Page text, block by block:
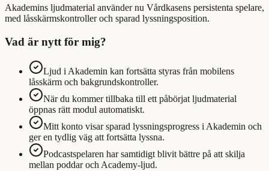
Akademins ljudmaterial använder nu Vårdkasens persistenta spelare,
med låsskärmskontroller och sparad lyssningsposition.
Vad är nytt för mig?
Ljud i Akademin kan fortsätta styras från mobilens
låsskärm och bakgrundskontroller.
När du kommer tillbaka till ett påbörjat ljudmaterial
öppnas rätt modul automatiskt.
Mitt konto visar sparad lyssningsprogress i Akademin och
ger en tydlig väg att fortsätta lyssna.
Podcastspelaren har samtidigt blivit bättre på att skilja
mellan poddar och Academy-ljud.